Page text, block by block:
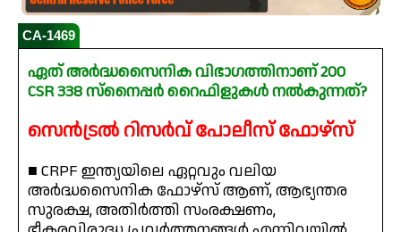
CA-1469
ഏത് അർദ്ധസൈനിക വിഭാഗത്തിനാണ് 200
CSR 338 സ്നൈപ്പർ റൈഫിളുകൾ നൽകുന്നത്?
സെൻട്രൽ റിസർവ് പോലീസ് ഫോഴ്സ്
■ CRPF ഇന്ത്യയിലെ ഏറ്റവും വലിയ
അർദ്ധസൈനിക ഫോഴ്സ് ആണ്, ആഭ്യന്തര
സുരക്ഷ, അതിർത്തി സംരക്ഷണം,